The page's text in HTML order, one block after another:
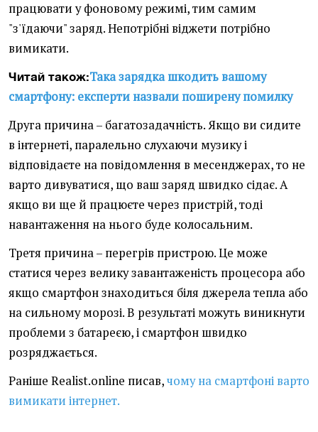
працювати у фоновому режимі, тим самим
"з'їдаючи" заряд. Непотрібні віджети потрібно
вимикати.
Читай також:Така зарядка шкодить вашому
смартфону: експерти назвали поширену помилку
Друга причина – багатозадачність. Якщо ви сидите
в інтернеті, паралельно слухаючи музику і
відповідаєте на повідомлення в месенджерах, то не
варто дивуватися, що ваш заряд швидко сідає. А
якщо ви ще й працюєте через пристрій, тоді
навантаження на нього буде колосальним.
Третя причина – перегрів пристрою. Це може
статися через велику завантаженість процесора або
якщо смартфон знаходиться біля джерела тепла або
на сильному морозі. В результаті можуть виникнути
проблеми з батареєю, і смартфон швидко
розряджається.
Раніше Realist.online писав,чому на смартфоні варто
вимикати інтернет.